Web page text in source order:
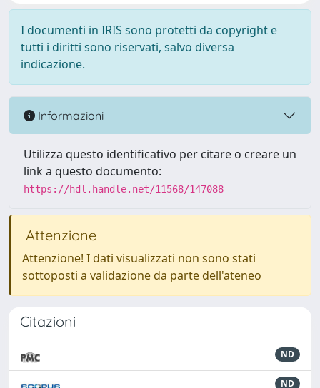
I documenti in IRIS sono protetti da copyright e
tutti i diritti sono riservati, salvo diversa
indicazione.
Informazioni
Utilizza questo identificativo per citare o creare un
link a questo documento:
https://hdl.handle.net/11568/147088
Attenzione
Attenzione! I dati visualizzati non sono stati
sottoposti a validazione da parte dell'ateneo
Citazioni
ND
ND